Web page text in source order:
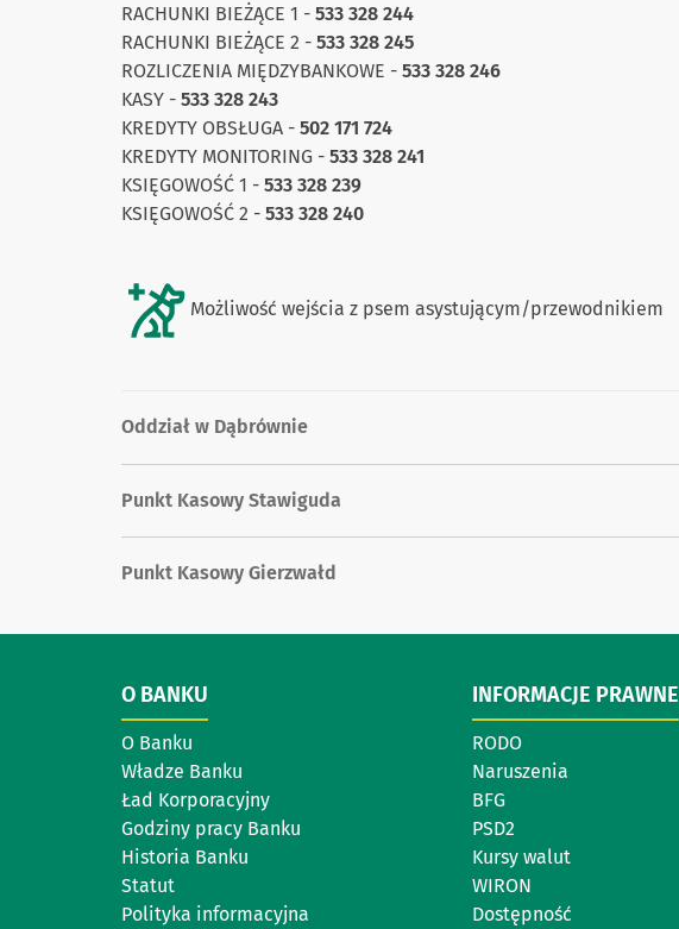
RACHUNKI BIEŻĄCE 1 - 533 328 244
RACHUNKI BIEŻĄCE 2 - 533 328 245
ROZLICZENIA MIĘDZYBANKOWE - 533 328 246
KASY - 533 328 243
KREDYTY OBSŁUGA - 502 171 724
KREDYTY MONITORING - 533 328 241
KSIĘGOWOŚĆ 1 - 533 328 239
KSIĘGOWOŚĆ 2 - 533 328 240
Możliwość wejścia z psem asystującym/przewodnikiem
Oddział w Dąbrównie
Punkt Kasowy Stawiguda
Punkt Kasowy Gierzwałd
O BANKU
O Banku
Władze Banku
Ład Korporacyjny
Godziny pracy Banku
Historia Banku
Statut
Polityka informacyjna
INFORMACJE PRAWNE
RODO
Naruszenia
BFG
PSD2
Kursy walut
WIRON
Dostępność